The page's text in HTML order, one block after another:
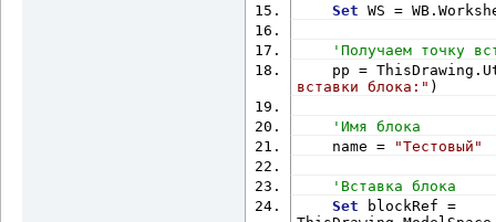
Set WS =
'Получаем точку
pp =
вставки блока:" )
'Имя блока
name =
"Тестовый"
'Вставка блока
Set blockRef =